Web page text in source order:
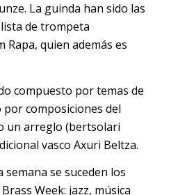
La guinda han sido las
de trompeta
Rapa, quien además es
compuesto por temas de
por composiciones del
un arreglo (bertsolari
vasco Axuri Beltza.
se suceden los
Week: jazz, música